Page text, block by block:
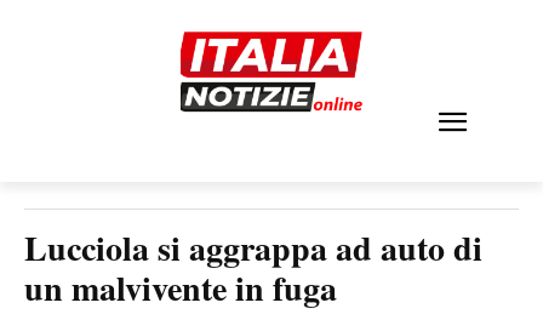
Lucciola si aggrappa ad auto di
un malvivente in fuga